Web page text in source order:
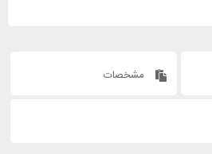
مشخصات